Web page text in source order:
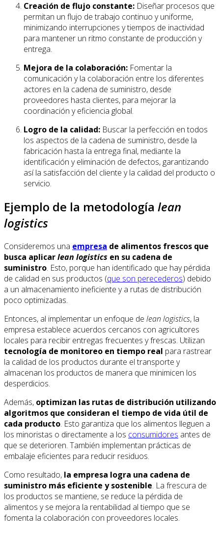
Creación de flujo constante: Diseñar procesos que
permitan un flujo de trabajo continuo y uniforme,
minimizando interrupciones y tiempos de inactividad
para mantener un ritmo constante de producción y
entrega.
Mejora de la colaboración: Fomentar la
comunicación y la colaboración entre los diferentes
actores en la cadena de suministro, desde
proveedores hasta clientes, para mejorar la
coordinación y eficiencia global.
Logro de la calidad: Buscar la perfección en todos
los aspectos de la cadena de suministro, desde la
fabricación hasta la entrega final, mediante la
identificación y eliminación de defectos, garantizando
así la satisfacción del cliente y la calidad del producto o
servicio.
Ejemplo de la metodología lean
logistics
Consideremos una empresa de alimentos frescos que
busca aplicarlean logistics en su cadena de
suministro. Esto, porque han identificado que hay pérdida
de calidad en sus productos (que son perecederos) debido
a un almacenamiento ineficiente y a rutas de distribución
poco optimizadas.
Entonces, al implementar un enfoque de lean logistics, la
empresa establece acuerdos cercanos con agricultores
locales para recibir entregas frecuentes y frescas. Utilizan
tecnología de monitoreo en tiempo real para rastrear
la calidad de los productos durante el transporte y
almacenan los productos de manera que minimicen los
desperdicios.
Además, optimizan las rutas de distribución utilizando
algoritmos que consideran el tiempo de vida útil de
cada producto. Esto garantiza que los alimentos lleguen a
los minoristas o directamente a los consumidores antes de
que se deterioren. También implementan prácticas de
embalaje eficientes para reducir residuos.
Como resultado, la empresa logra una cadena de
suministro más eficiente y sostenible. La frescura de
los productos se mantiene, se reduce la pérdida de
alimentos y se mejora la rentabilidad al tiempo que se
fomenta la colaboración con proveedores locales.